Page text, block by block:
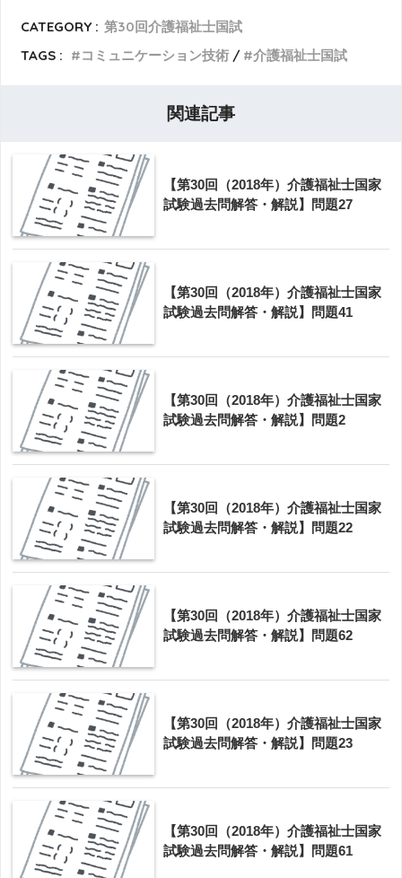
CATEGORY : 第30回介護福祉士国試
TAGS :
コミュニケーション技術 介護福祉士国試
関連記事
【第30回（2018年）介護福祉士国家
試験過去問解答・解説】問題27
【第30回（2018年）介護福祉士国家
試験過去問解答・解説】問題41
【第30回（2018年）介護福祉士国家
試験過去問解答・解説】問題2
【第30回（2018年）介護福祉士国家
試験過去問解答・解説】問題22
【第30回（2018年）介護福祉士国家
試験過去問解答・解説】問題62
【第30回（2018年）介護福祉士国家
試験過去問解答・解説】問題23
【第30回（2018年）介護福祉士国家
試験過去問解答・解説】問題61